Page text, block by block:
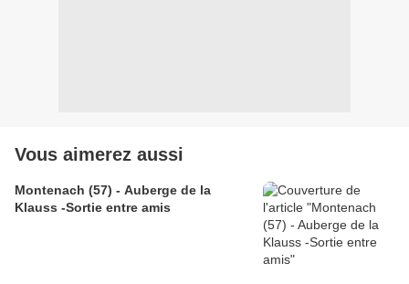
Vous aimerez aussi
Montenach (57) - Auberge de la
Klauss -Sortie entre amis